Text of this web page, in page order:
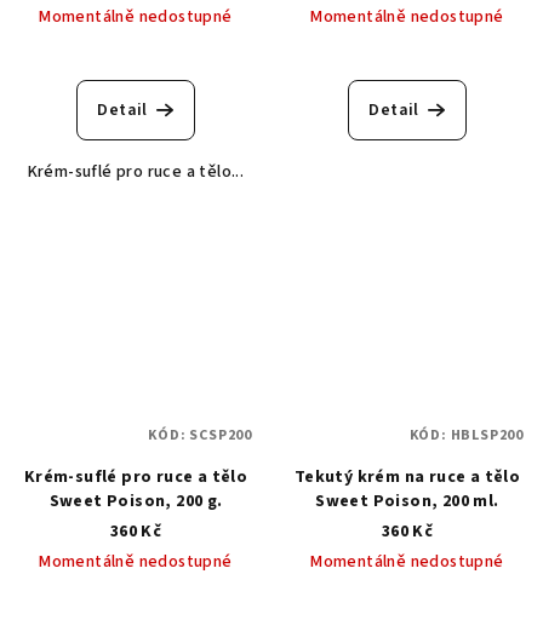
Momentálně nedostupné
Detail
Krém-suflé pro ruce a tělo...
Momentálně nedostupné
Detail
Krém-suflé pro ruce a tělo
Sweet Poison, 200 g.
360 Kč
Momentálně nedostupné
KÓD: SCSP200
Tekutý krém na ruce a tělo
Sweet Poison, 200 ml.
360 Kč
Momentálně nedostupné
KÓD: HBLSP200